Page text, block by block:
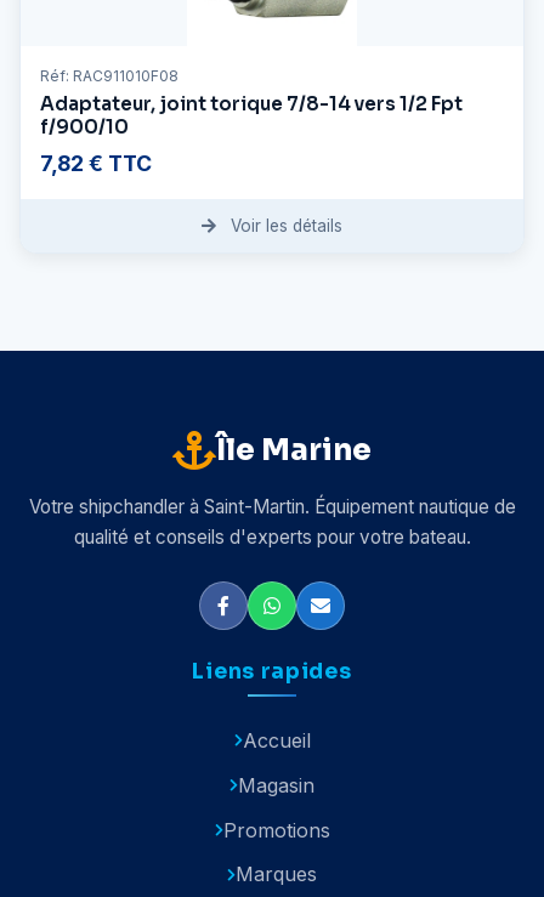
Réf: RAC911010F08
Adaptateur, joint torique 7/8-14 vers 1/2 Fpt
f/900/10
7,82 € TTC
Voir les détails
Île Marine
Votre shipchandler à Saint-Martin. Équipement nautique de
qualité et conseils d'experts pour votre bateau.
Liens rapides
Accueil
Magasin
Promotions
Marques